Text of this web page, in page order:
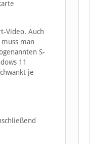
Video. Auch
man
S-
11
je